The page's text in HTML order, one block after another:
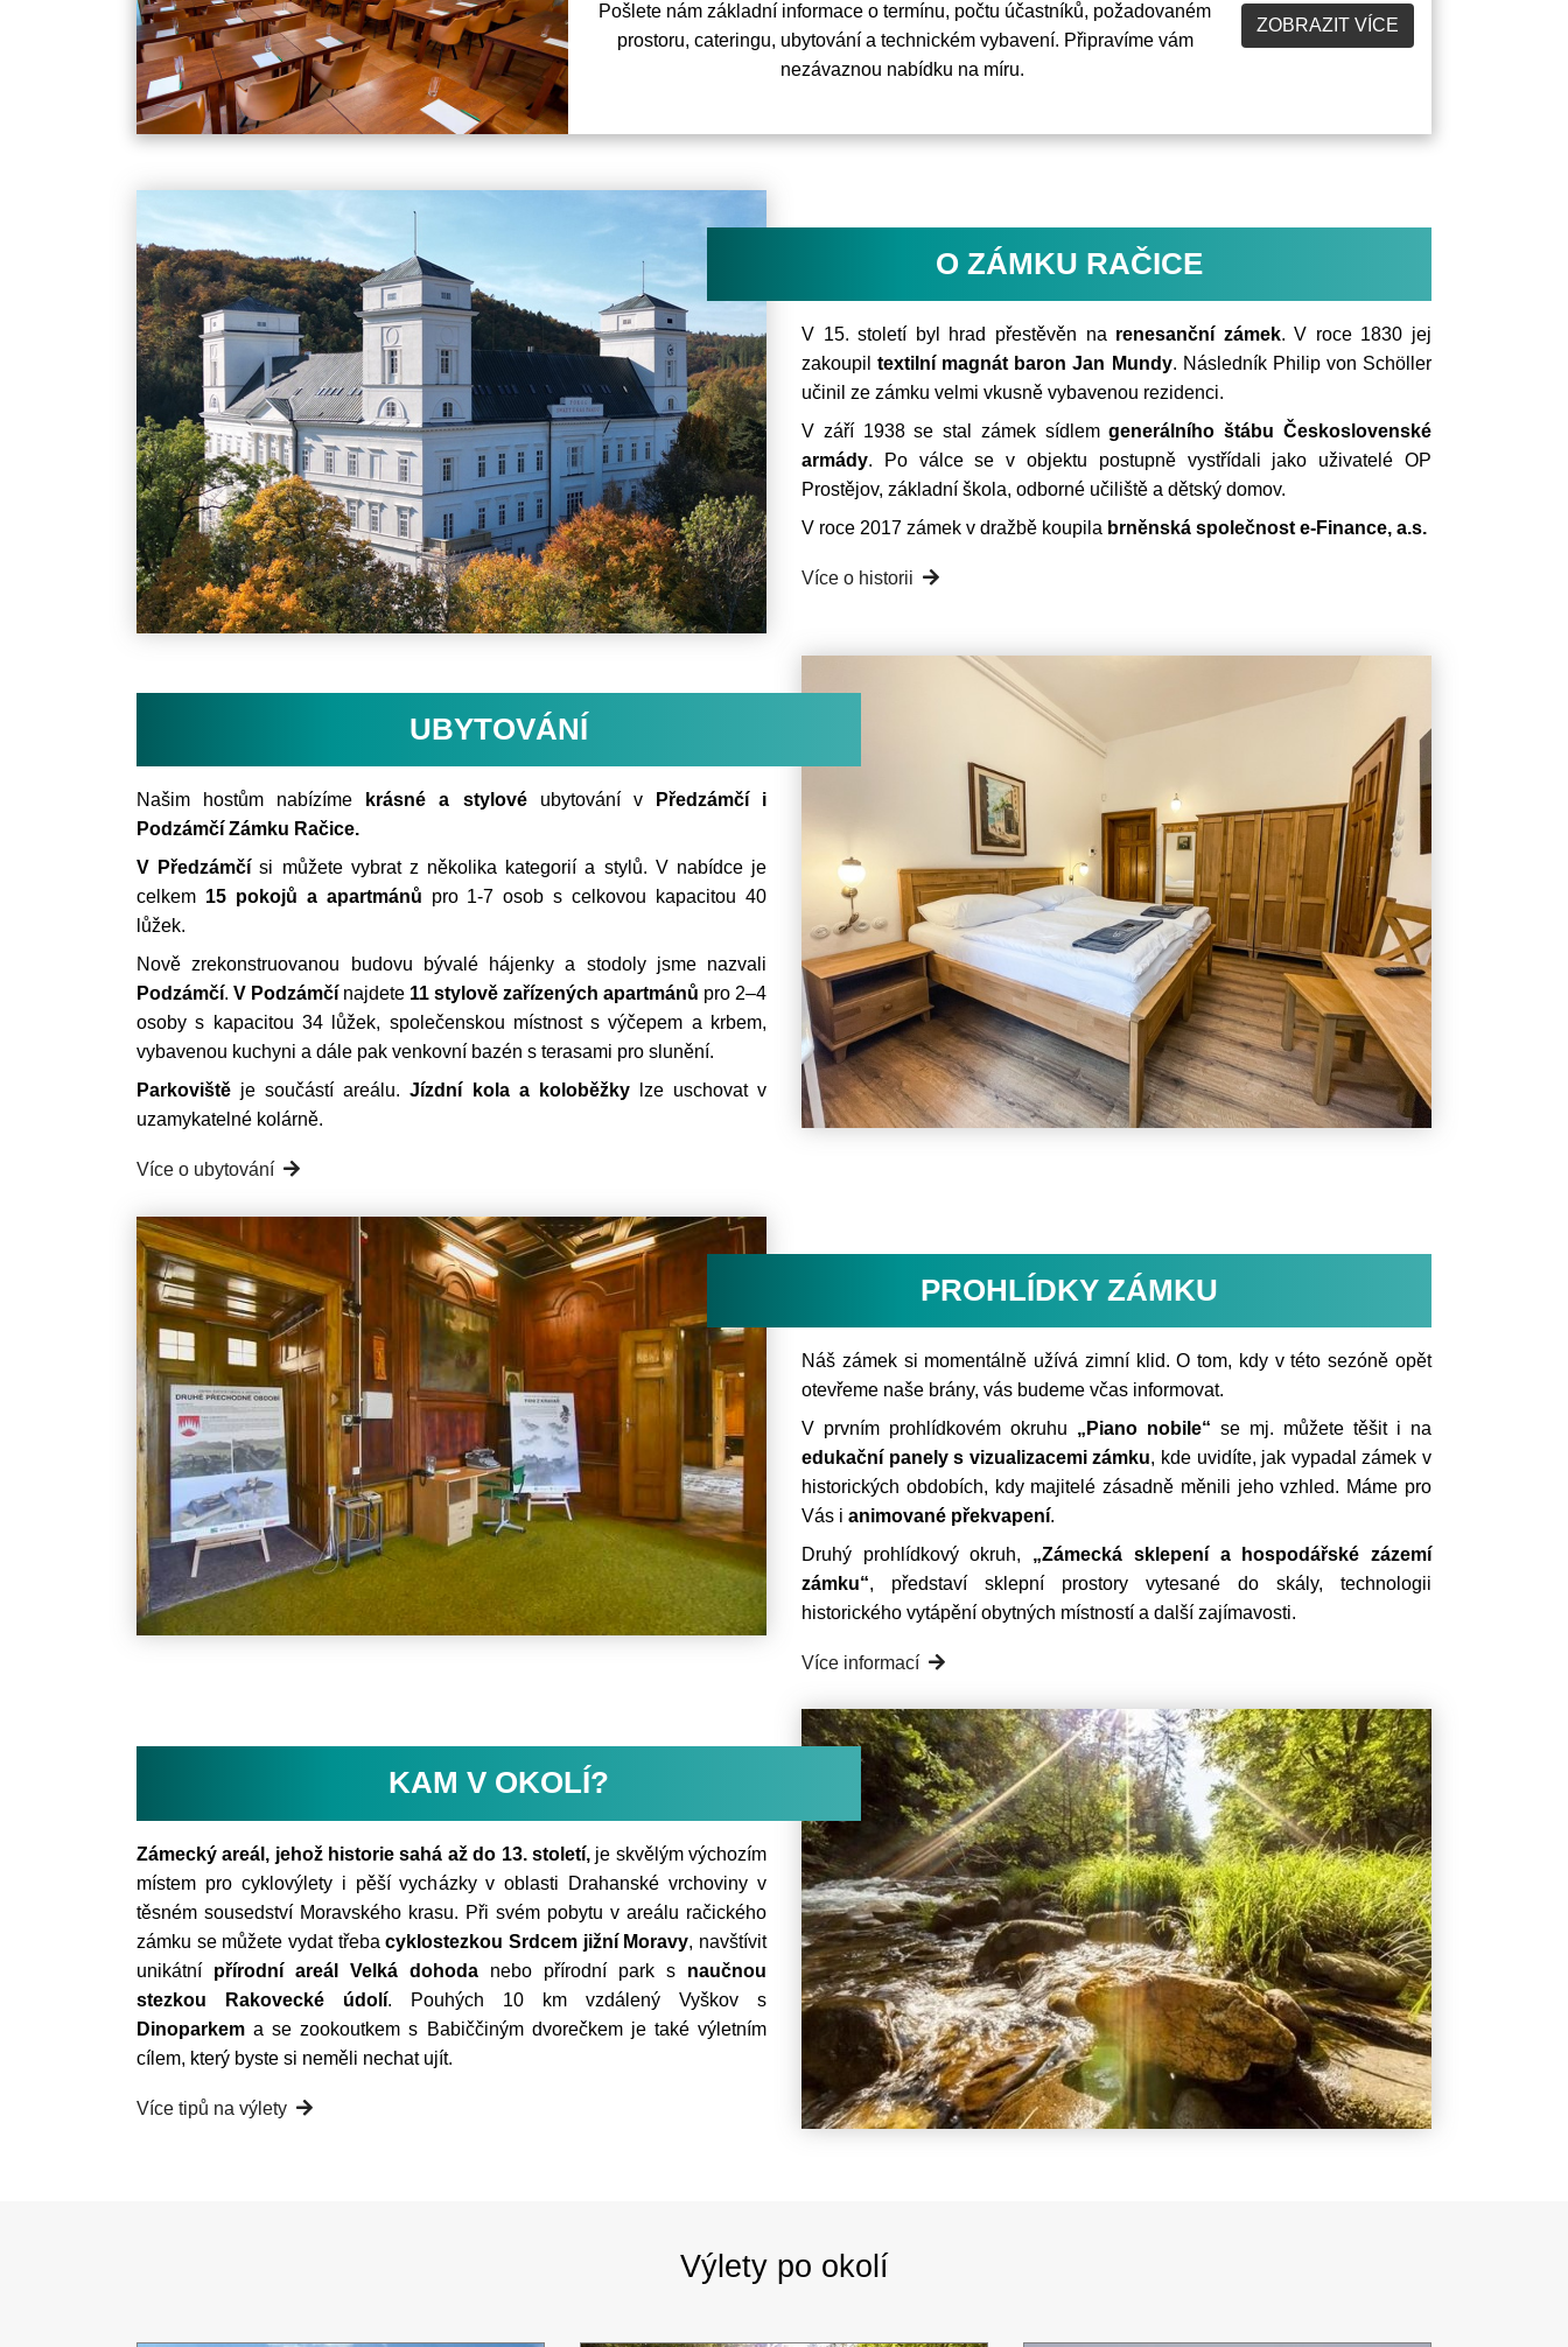
Pošlete nám základní informace o termínu, počtu účastníků, požadovaném
prostoru, cateringu, ubytování a technickém vybavení. Připravíme vám
nezávaznou nabídku na míru.
ZOBRAZIT VÍCE
O ZÁMKU RAČICE
V 15. století byl hrad přestěvěn na renesanční zámek. V roce 1830 jej
zakoupiltextilní magnát baron Jan Mundy. Následník Philip von Schöller
učinil ze zámku velmi vkusně vybavenou rezidenci.
V září 1938 se stal zámek sídlemgenerálního štábu Československé
armády. Po válce se v objektu postupně vystřídali jako uživatelé OP
Prostějov, základní škola, odborné učiliště a dětský domov.
V roce 2017 zámek v dražbě koupila brněnská společnost e-Finance, a.s.
Více o historii
UBYTOVÁNÍ
Našim hostům nabízíme krásnéa stylovéubytování v
Předzámčí i
Podzámčí Zámku Račice.
V Předzámčí si můžete vybrat z několika kategorií a stylů. V nabídce je
celkem 15 pokojů a apartmánů pro 1-7 osob s celkovou kapacitou 40
lůžek.
Nově zrekonstruovanou budovu bývalé hájenky a stodoly jsme nazvali
Podzámčí. V Podzámčí najdete 11 stylově zařízených apartmánů pro 2–4
osoby s kapacitou 34 lůžek, společenskou místnost s výčepem a krbem,
vybavenou kuchyni a dále pak venkovní bazén s terasami pro slunění.
Parkoviště je součástí areálu.Jízdní kola a koloběžkylze uschovat v
uzamykatelné kolárně.
Více o ubytování
PROHLÍDKY ZÁMKU
Náš zámek si momentálně užívá zimní klid. O tom, kdy v této sezóně opět
otevřeme naše brány, vás budeme včas informovat.
V prvním prohlídkovém okruhu „Piano nobile“ se mj. můžete těšit i na
edukační panely s vizualizacemi zámku, kde uvidíte, jak vypadal zámek v
historických obdobích, kdy majitelé zásadně měnili jeho vzhled. Máme pro
Vás i animované překvapení.
Druhý prohlídkový okruh, „Zámecká sklepení a hospodářské zázemí
zámku“, představí sklepní prostory vytesané do skály, technologii
historického vytápění obytných místností a další zajímavosti.
Více informací
KAM V OKOLÍ?
Zámecký areál, jehož historie sahá až do 13. století,je skvělým výchozím
místem pro cyklovýlety i pěší vycházky v oblasti Drahanské vrchoviny v
těsném sousedství Moravského krasu. Při svém pobytu v areálu račického
zámku se můžete vydat třebacyklostezkou Srdcem jižní Moravy, navštívit
unikátní přírodní areál Velká dohoda nebo přírodní park s naučnou
stezkou Rakovecké údolí. Pouhých 10 km vzdálený Vyškov s
Dinoparkema se zookoutkem s Babiččiným dvorečkem je také výletním
cílem, který byste si neměli nechat ujít.
Více tipů na výlety
Výlety po okolí